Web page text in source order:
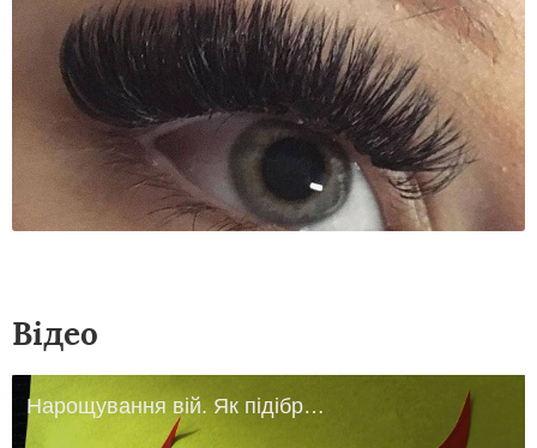
Відео
Нарощування вій. Як підібрати правильний вигин до натуральної вії.